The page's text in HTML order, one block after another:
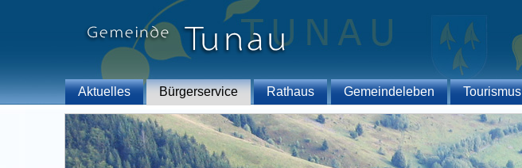
Aktuelles Bürgerservice Rathaus Gemeindeleben Tourismus